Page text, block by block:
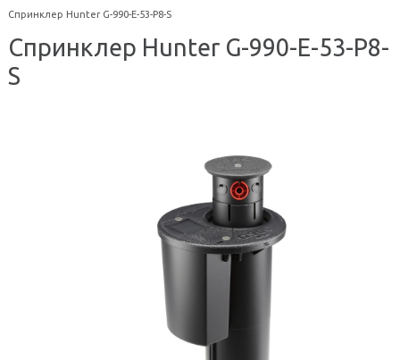
Спринклер Hunter G-990-E-53-P8-S
Спринклер Hunter G-990-E-53-P8-
S